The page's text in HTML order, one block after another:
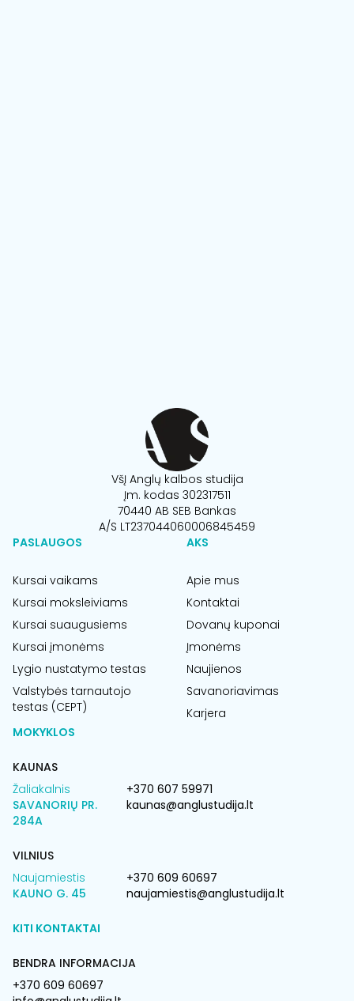
VšĮ Anglų kalbos studija
Įm. kodas 302317511
70440 AB SEB Bankas
A/S LT237044060006845459
PASLAUGOS
Kursai vaikams
Kursai moksleiviams
Kursai suaugusiems
Kursai įmonėms
Lygio nustatymo testas
Valstybės tarnautojo
testas (CEPT)
AKS
Apie mus
Kontaktai
Dovanų kuponai
Įmonėms
Naujienos
Savanoriavimas
Karjera
MOKYKLOS
KAUNAS
Žaliakalnis
SAVANORIŲ PR.
284A
+370 607 59971
kaunas@anglustudija.lt
VILNIUS
Naujamiestis
KAUNO G. 45
+370 609 60697
naujamiestis@anglustudija.lt
KITI KONTAKTAI
BENDRA INFORMACIJA
+370 609 60697